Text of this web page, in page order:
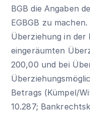
BGB die Angaben
EGBGB zu
Überziehung in der
eingeräumten
200,00 und bei
Betrags (Kümpel/
10.287;